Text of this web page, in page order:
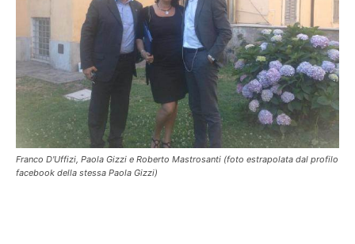
Franco D'Uffizi, Paola Gizzi e Roberto Mastrosanti (foto estrapolata dal profilo
facebook della stessa Paola Gizzi)